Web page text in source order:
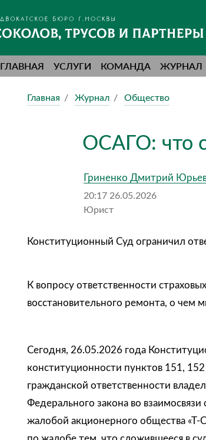
ГЛАВНАЯ УСЛУГИ КОМАНДА ЖУРНАЛ
Главная Журнал Общество
ОСАГО: что
Гриненко Дмитрий
20:17 26.05.2026
Юрист
Конституционный Суд ограничил
К вопросу ответственности
восстановительного ремонта, о чем
Сегодня, 26.05.2026 года
конституционности пунктов 151,
гражданской ответственности
Федерального закона во
жалобой акционерного общества